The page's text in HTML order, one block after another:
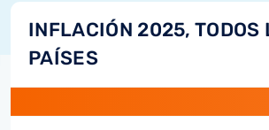
INFLACIÓN 2025, TODOS
PAÍSES